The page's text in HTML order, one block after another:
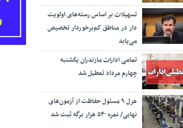
تسهیلات بر اساس رسته‌های اولویت
دار در مناطق کم‌برخوردار تخصیص
می‌یابد
تمامی ادارات مازندران یکشنبه
چهارم مرداد تعطیل شد
عزل ۹ مسئول حفاظت از آزمون‌های
نهایی/ نمره ۵۴۰ هزار برگه ثبت شد